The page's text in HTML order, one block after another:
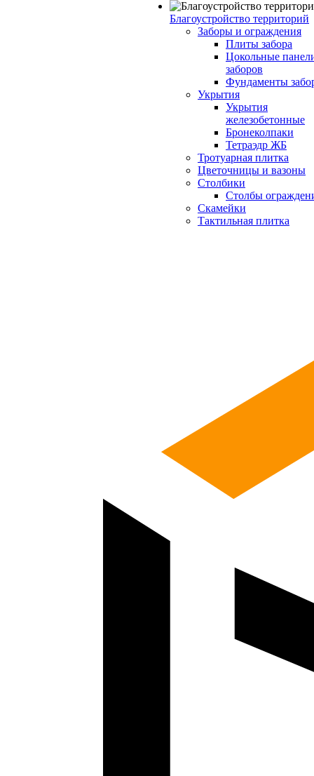
Благоустройство территорий
Заборы и ограждения
Плиты забора
Цокольные
заборов
Фундаменты
Укрытия
Укрытия
железобетонные
Бронеколпаки
Тетраэдр ЖБ
Тротуарная плитка
Цветочницы и вазоны
Столбики
Столбы
Скамейки
Тактильная плитка